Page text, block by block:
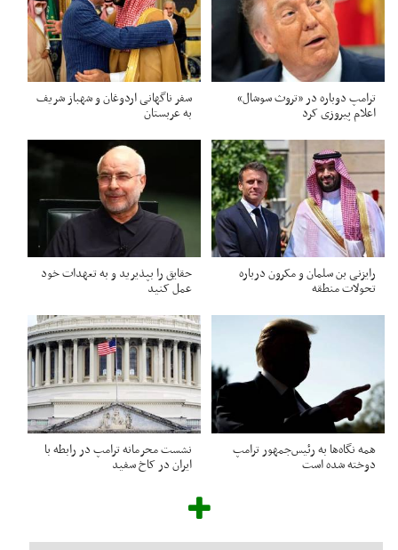
ترامپ دوباره در «تروث سوشال»
اعلام پیروزی کرد
سفر ناگهانی اردوغان و شهباز شریف
به عربستان
رایزنی بن سلمان و مکرون درباره
تحولات منطقه
حقایق را بپذیرید و به تعهدات خود
عمل کنید
همه نگاه‌ها به رئیس‌جمهور ترامپ
دوخته شده است
نشست محرمانه ترامپ در رابطه با
ایران در کاخ سفید